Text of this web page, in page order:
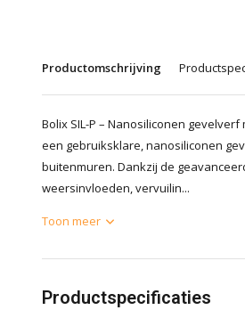
Productomschrijving
Bolix SIL-P – Nanosiliconen
een gebruiksklare, nanosiliconen
buitenmuren. Dankzij de
weersinvloeden, vervuilin...
Toon meer
Productspecificaties